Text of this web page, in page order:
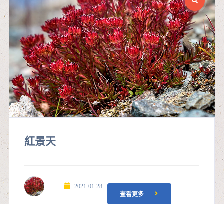
紅景天
2021-01-28
查看更多